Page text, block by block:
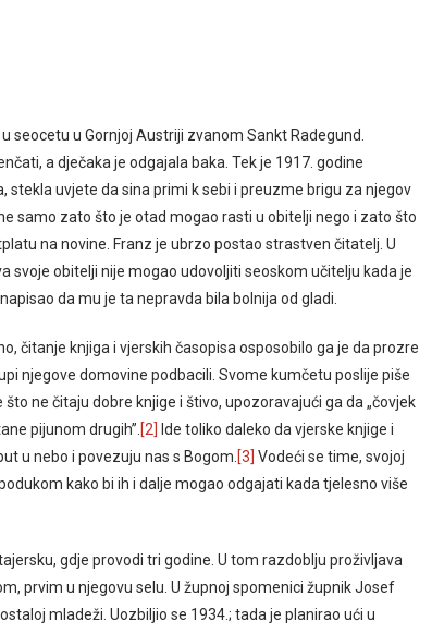
seocetu u Gornjoj Austriji zvanom Sankt Radegund.
a dječaka je odgajala baka. Tek je 1917. godine
stekla uvjete da sina primi k sebi i preuzme brigu za njegov
samo zato što je otad mogao rasti u obitelji nego i zato što
na novine. Franz je ubrzo postao strastven čitatelj. U
svoje obitelji nije mogao udovoljiti seoskom učitelju kada je
da mu je ta nepravda bila bolnija od gladi.
čitanje knjiga i vjerskih časopisa osposobilo ga je da prozre
njegove domovine podbacili. Svome kumčetu poslije piše
ne čitaju dobre knjige i štivo, upozoravajući ga da „čovjek
pijunom drugih”. [2] Ide toliko daleko da vjerske knjige i
u nebo i povezuju nas s Bogom. [3] Vodeći se time, svojoj
kako bi ih i dalje mogao odgajati kada tjelesno više
gdje provodi tri godine. U tom razdoblju proživljava
prvim u njegovu selu. U župnoj spomenici župnik Josef
mladeži. Uozbiljio se 1934.; tada je planirao ući u